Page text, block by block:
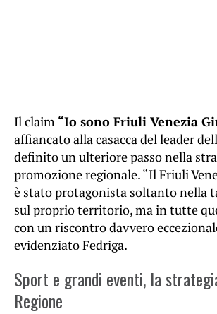
Il claim “Io sono Friuli Venezia
affiancato alla casacca del leader
definito un ulteriore passo nella
promozione regionale. “Il Friuli
è stato protagonista soltanto nella
sul proprio territorio, ma in tutte
con un riscontro davvero
evidenziato Fedriga.
Sport e grandi eventi, la
Regione